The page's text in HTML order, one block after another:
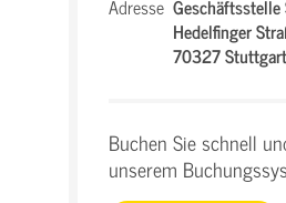
Adresse
Hedelfinger
70327 Stuttgart
Buchen Sie schnell
unserem